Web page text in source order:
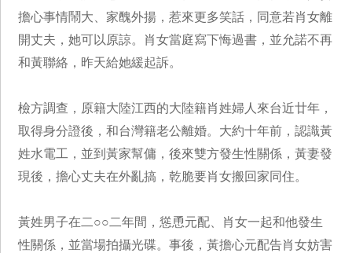
擔心事情鬧大、家醜外揚，惹來更多笑話，同意若肖女離
開丈夫，她可以原諒。肖女當庭寫下悔過書，並允諾不再
和黃聯絡，昨天給她緩起訴。
檢方調查，原籍大陸江西的大陸籍肖姓婦人來台近廿年，
取得身分證後，和台灣籍老公離婚。大約十年前，認識黃
姓水電工，並到黃家幫傭，後來雙方發生性關係，黃妻發
現後，擔心丈夫在外亂搞，乾脆要肖女搬回家同住。
黃姓男子在二○○二年間，慫恿元配、肖女一起和他發生
性關係，並當場拍攝光碟。事後，黃擔心元配告肖女妨害